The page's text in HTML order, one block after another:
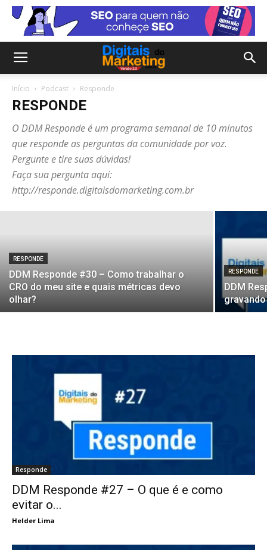
Início Podcast Responde
RESPONDE
O DDM Responde é um programa semanal de 10 minutos
que responde as perguntas da comunidade por voz.
Pergunte e tire suas dúvidas!
Faça sua pergunta aqui:
http://responde.digitaisdomarketing.com.br
RESPONDE
DDM Responde Especial – Afiliados
Brasil 2017
Helder Lima
RESPONDE
DDM Responde #30 – Como trabalhar o
CRO do meu site e quais métricas devo
olhar?
RESPONDE
DDM
Responde
DDM Responde #27 – O que é e como
evitar o...
Helder Lima